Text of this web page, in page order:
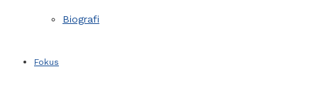
Biografi
Fokus